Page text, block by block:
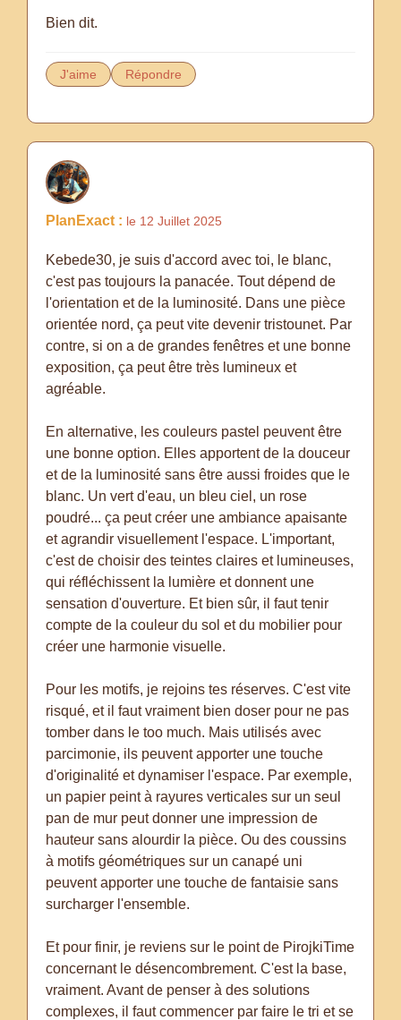
Bien dit.
J'aime Répondre
PlanExact : le 12 Juillet 2025
Kebede30, je suis d'accord avec toi, le blanc,
c'est pas toujours la panacée. Tout dépend de
l'orientation et de la luminosité. Dans une pièce
orientée nord, ça peut vite devenir tristounet. Par
contre, si on a de grandes fenêtres et une bonne
exposition, ça peut être très lumineux et
agréable.
En alternative, les couleurs pastel peuvent être
une bonne option. Elles apportent de la douceur
et de la luminosité sans être aussi froides que le
blanc. Un vert d'eau, un bleu ciel, un rose
poudré... ça peut créer une ambiance apaisante
et agrandir visuellement l'espace. L'important,
c'est de choisir des teintes claires et lumineuses,
qui réfléchissent la lumière et donnent une
sensation d'ouverture. Et bien sûr, il faut tenir
compte de la couleur du sol et du mobilier pour
créer une harmonie visuelle.
Pour les motifs, je rejoins tes réserves. C'est vite
risqué, et il faut vraiment bien doser pour ne pas
tomber dans le too much. Mais utilisés avec
parcimonie, ils peuvent apporter une touche
d'originalité et dynamiser l'espace. Par exemple,
un papier peint à rayures verticales sur un seul
pan de mur peut donner une impression de
hauteur sans alourdir la pièce. Ou des coussins
à motifs géométriques sur un canapé uni
peuvent apporter une touche de fantaisie sans
surcharger l'ensemble.
Et pour finir, je reviens sur le point de PirojkiTime
concernant le désencombrement. C'est la base,
vraiment. Avant de penser à des solutions
complexes, il faut commencer par faire le tri et se